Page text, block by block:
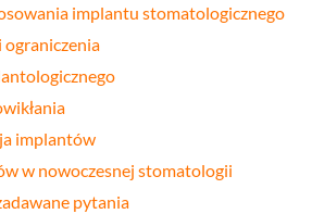
implantu stomatologicznego
ograniczenia
implantów
w nowoczesnej stomatologii
pytania